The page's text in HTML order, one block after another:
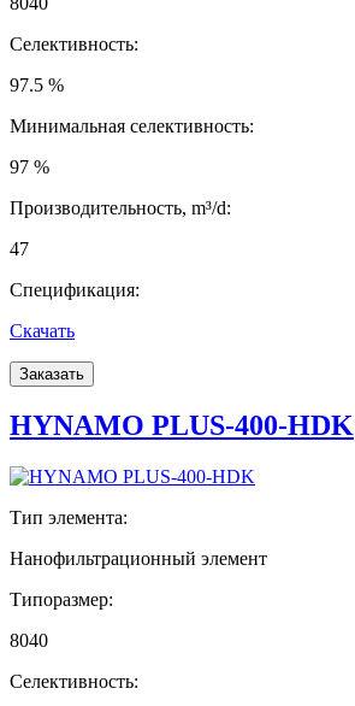
Селективность:
97.5 %
Минимальная селективность:
97 %
Производительность, m³/d:
47
Спецификация:
Скачать
Заказать
HYNAMO PLUS-400-HDK
Тип элемента:
Нанофильтрационный элемент
Типоразмер:
8040
Селективность: